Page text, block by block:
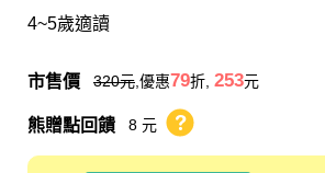
4~5歲適讀
市售價 320元 ,優惠79折, 253元
熊贈點回饋 8 元 熊贈點回饋辦法